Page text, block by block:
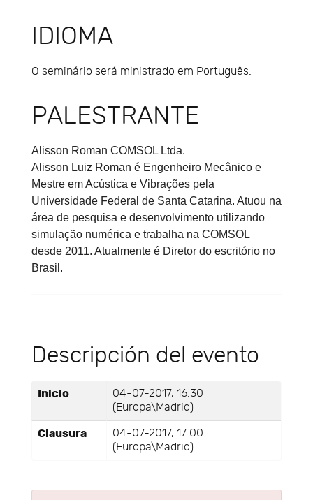
IDIOMA
O seminário será ministrado em Português.
PALESTRANTE
Alisson Roman COMSOL Ltda.
Alisson Luiz Roman é Engenheiro Mecânico e
Mestre em Acústica e Vibrações pela
Universidade Federal de Santa Catarina. Atuou na
área de pesquisa e desenvolvimento utilizando
simulação numérica e trabalha na COMSOL
desde 2011. Atualmente é Diretor do escritório no
Brasil.
Descripción del evento
Inicio
04-07-2017, 16:30
(Europa\Madrid)
Clausura
04-07-2017, 17:00
(Europa\Madrid)